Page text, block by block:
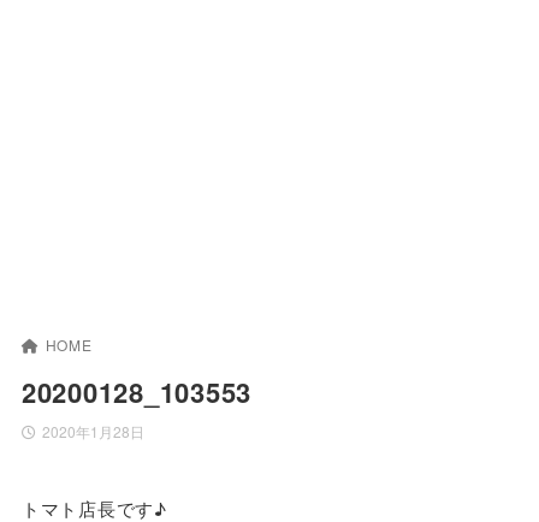
HOME
20200128_103553
2020年1月28日
トマト店長です♪